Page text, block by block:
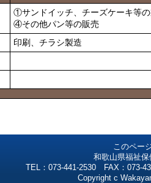
①サンドイッチ、チーズケーキ等
④その他パン等の販売
印刷、チラシ製造
このペー
和歌山県福祉
TEL：073-441-2530 FAX：073-
Copyright c